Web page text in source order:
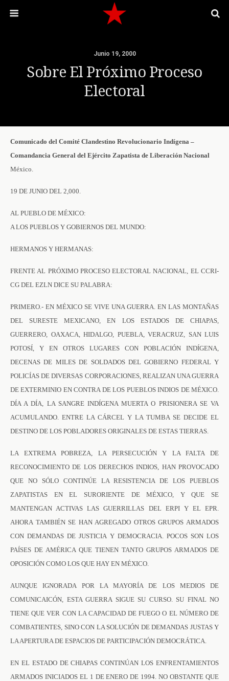
Junio 19, 2000
Sobre El Próximo Proceso
Electoral
Comunicado del Comité Clandestino Revolucionario Indígena –
Comandancia General del Ejército Zapatista de Liberación Nacional
México.
19 DE JUNIO DEL 2,000.
AL PUEBLO DE MÉXICO:
A LOS PUEBLOS Y GOBIERNOS DEL MUNDO:
HERMANOS Y HERMANAS:
FRENTE AL PRÓXIMO PROCESO ELECTORAL NACIONAL, EL CCRI-
CG DEL EZLN DICE SU PALABRA:
PRIMERO.- EN MÉXICO SE VIVE UNA GUERRA. EN LAS MONTAÑAS
DEL SURESTE MEXICANO, EN LOS ESTADOS DE CHIAPAS,
GUERRERO, OAXACA, HIDALGO, PUEBLA, VERACRUZ, SAN LUIS
POTOSÍ, Y EN OTROS LUGARES CON POBLACIÓN INDÍGENA,
DECENAS DE MILES DE SOLDADOS DEL GOBIERNO FEDERAL Y
POLICÍAS DE DIVERSAS CORPORACIONES, REALIZAN UNA GUERRA
DE EXTERMINIO EN CONTRA DE LOS PUEBLOS INDIOS DE MÉXICO.
DÍA A DÍA, LA SANGRE INDÍGENA MUERTA O PRISIONERA SE VA
ACUMULANDO. ENTRE LA CÁRCEL Y LA TUMBA SE DECIDE EL
DESTINO DE LOS POBLADORES ORIGINALES DE ESTAS TIERRAS.
LA EXTREMA POBREZA, LA PERSECUCIÓN Y LA FALTA DE
RECONOCIMIENTO DE LOS DERECHOS INDIOS, HAN PROVOCADO
QUE NO SÓLO CONTINÚE LA RESISTENCIA DE LOS PUEBLOS
ZAPATISTAS EN EL SURORIENTE DE MÉXICO, Y QUE SE
MANTENGAN ACTIVAS LAS GUERRILLAS DEL ERPI Y EL EPR.
AHORA TAMBIÉN SE HAN AGREGADO OTROS GRUPOS ARMADOS
CON DEMANDAS DE JUSTICIA Y DEMOCRACIA. POCOS SON LOS
PAÍSES DE AMÉRICA QUE TIENEN TANTO GRUPOS ARMADOS DE
OPOSICIÓN COMO LOS QUE HAY EN MÉXICO.
AUNQUE IGNORADA POR LA MAYORÍA DE LOS MEDIOS DE
COMUNICAICÓN, ESTA GUERRA SIGUE SU CURSO. SU FINAL NO
TIENE QUE VER CON LA CAPACIDAD DE FUEGO O EL NÚMERO DE
COMBATIENTES, SINO CON LA SOLUCIÓN DE DEMANDAS JUSTAS Y
LA APERTURA DE ESPACIOS DE PARTICIPACIÓN DEMOCRÁTICA.
EN EL ESTADO DE CHIAPAS CONTINÚAN LOS ENFRENTAMIENTOS
ARMADOS INICIADOS EL 1 DE ENERO DE 1994. NO OBSTANTE QUE